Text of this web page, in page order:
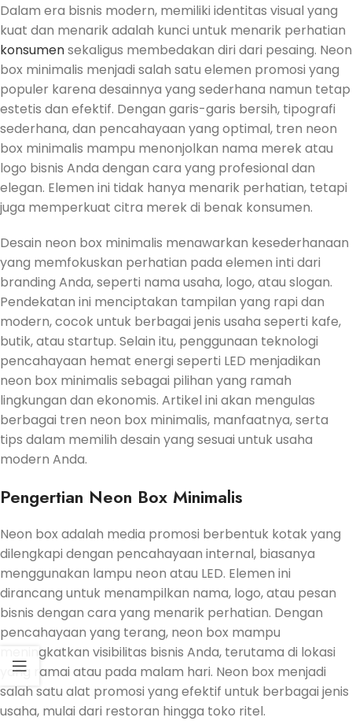
Dalam era bisnis modern, memiliki identitas visual yang
kuat dan menarik adalah kunci untuk menarik perhatian
konsumensekaligus membedakan diri dari pesaing. Neon
box minimalis menjadi salah satu elemen promosi yang
populer karena desainnya yang sederhana namun tetap
estetis dan efektif. Dengan garis-garis bersih, tipografi
sederhana, dan pencahayaan yang optimal, tren neon
box minimalis mampu menonjolkan nama merek atau
logo bisnis Anda dengan cara yang profesional dan
elegan. Elemen ini tidak hanya menarik perhatian, tetapi
juga memperkuat citra merek di benak konsumen.
Desain neon box minimalis menawarkan kesederhanaan
yang memfokuskan perhatian pada elemen inti dari
branding Anda, seperti nama usaha, logo, atau slogan.
Pendekatan ini menciptakan tampilan yang rapi dan
modern, cocok untuk berbagai jenis usaha seperti kafe,
butik, atau startup. Selain itu, penggunaan teknologi
pencahayaan hemat energi seperti LED menjadikan
neon box minimalis sebagai pilihan yang ramah
lingkungan dan ekonomis. Artikel ini akan mengulas
berbagai tren neon box minimalis, manfaatnya, serta
tips dalam memilih desain yang sesuai untuk usaha
modern Anda.
Pengertian Neon Box Minimalis
Neon box adalah media promosi berbentuk kotak yang
dilengkapi dengan pencahayaan internal, biasanya
menggunakan lampu neon atau LED. Elemen ini
dirancang untuk menampilkan nama, logo, atau pesan
bisnis dengan cara yang menarik perhatian. Dengan
pencahayaan yang terang, neon box mampu
meningkatkan visibilitas bisnis Anda, terutama di lokasi
yang ramai atau pada malam hari. Neon box menjadi
salah satu alat promosi yang efektif untuk berbagai jenis
usaha, mulai dari restoran hingga toko ritel.